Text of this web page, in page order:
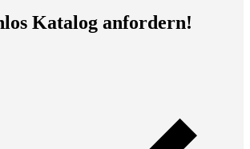
Katalog anfordern!